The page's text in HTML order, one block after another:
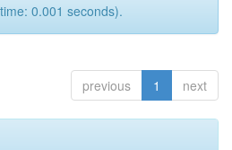
0.001 seconds).
previous 1 next